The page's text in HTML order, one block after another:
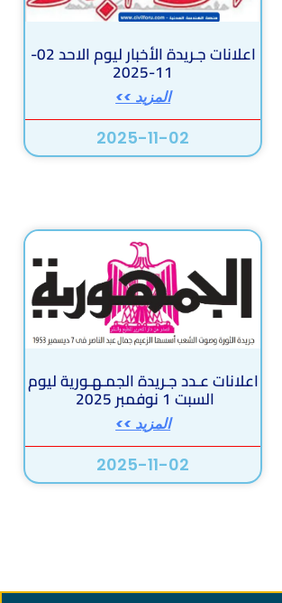
اعلانات جـريدة الأخبار ليوم الاحد 02-
11-2025
المزيد >>
2025-11-02
اعلانات عـدد جـريدة الجمـهـورية ليوم
السبت 1 نوفمبر 2025
المزيد >>
2025-11-02